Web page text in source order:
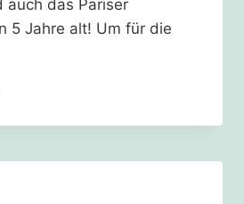
auch das Pariser
5 Jahre alt! Um für die